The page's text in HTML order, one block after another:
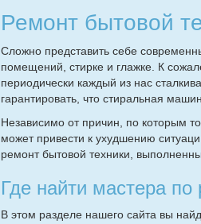
Ремонт бытовой
Сложно представить себе
помещений, стирке и глажке. К
периодически каждый из нас
гарантировать, что стиральная
Независимо от причин, по которым
может привести к ухудшению
ремонт бытовой техники,
Где найти мастера
В этом разделе нашего сайта вы